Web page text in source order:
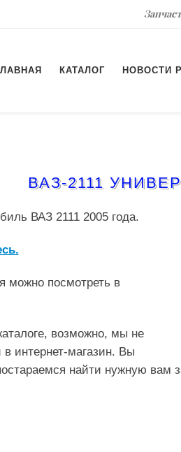
КАТАЛОГ НОВОСТИ
ВАЗ-2111
ВАЗ2111 2005 года.
можно посмотреть в
возможно, мы не
интернет-магазин. Вы
найти нужную вам